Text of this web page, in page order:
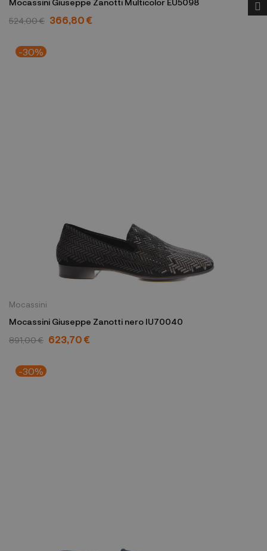
Mocassini Giuseppe Zanotti Multicolor EU5098
524,00 € 366,80 €
-30%
Mocassini
Mocassini Giuseppe Zanotti nero IU70040
891,00 € 623,70 €
-30%